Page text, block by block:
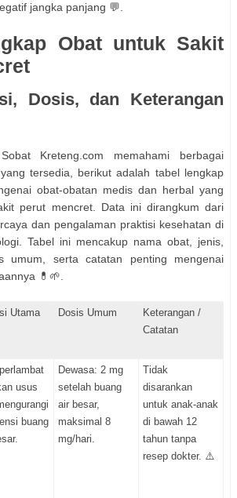
jangka panjang 💬.
Obat untuk Sakit
Dosis, dan Keterangan
Kreteng.com memahami berbagai
tersedia, berikut adalah tabel lengkap
obat-obatan medis dan herbal yang
perut mencret. Data ini dirangkum dari
dan pengalaman praktisi kesehatan di
Tabel ini mencakup nama obat, jenis,
umum, serta catatan penting mengenai
💊🌱.
Utama Dosis Umum
Keterangan /
Catatan
usus
buang
Dewasa: 2 mg
setelah buang
air besar,
maksimal 8
mg/hari.
Tidak
disarankan
untuk anak-anak
di bawah 12
tahun tanpa
resep dokter. ⚠️